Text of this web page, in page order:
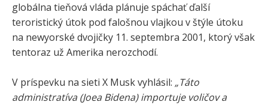
globálna tieňová vláda plánuje spáchať ďalší
teroristický útok pod falošnou vlajkou v štýle útoku
na newyorské dvojičky 11. septembra 2001, ktorý však
tentoraz už Amerika nerozchodí.
V príspevku na sieti X Musk vyhlásil: „Táto
administratíva (Joea Bidena) importuje voličov a